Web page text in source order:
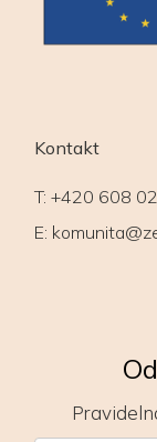
Kontakt
T: +420 608
E: